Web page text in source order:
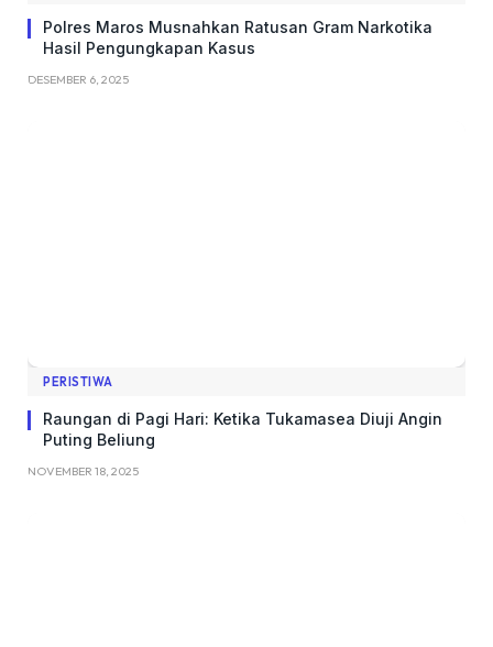
Polres Maros Musnahkan Ratusan Gram Narkotika
Hasil Pengungkapan Kasus
DESEMBER 6, 2025
PERISTIWA
Raungan di Pagi Hari: Ketika Tukamasea Diuji Angin
Puting Beliung
NOVEMBER 18, 2025